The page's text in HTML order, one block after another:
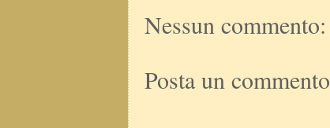
Nessun commento:
Posta un commento